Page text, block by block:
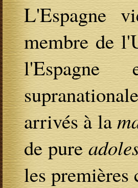
L'Espagne
membre de
supranationale
arrivés à la
de pure
les premières